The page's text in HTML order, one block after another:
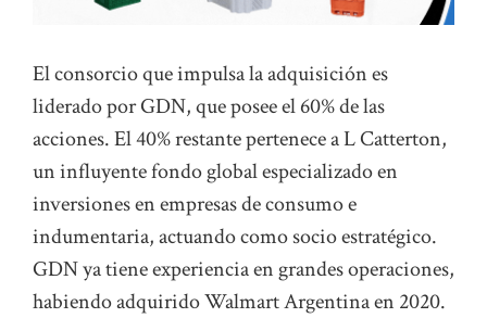
El consorcio que impulsa la adquisición es
liderado por GDN, que posee el 60% de las
acciones. El 40% restante pertenece a L Catterton,
un influyente fondo global especializado en
inversiones en empresas de consumo e
indumentaria, actuando como socio estratégico.
GDN ya tiene experiencia en grandes operaciones,
habiendo adquirido Walmart Argentina en 2020.